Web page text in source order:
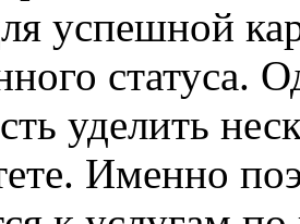
успешной
статуса.
уделить
Именно